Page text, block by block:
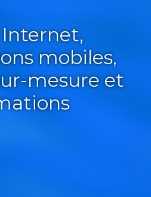
mobiles,
mesure et